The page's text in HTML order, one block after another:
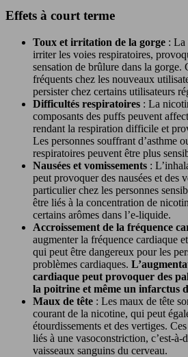
Effets à court terme
Toux et irritation de la gorge : La
irriter les voies respiratoires,
sensation de brûlure dans la gorge.
fréquents chez les nouveaux
persister chez certains utilisateurs
Difficultés respiratoires : La
composants des puffs peuvent
rendant la respiration difficile et
Les personnes souffrant d’asthme
respiratoires peuvent être plus
Nausées et vomissements :
peut provoquer des nausées et des
particulier chez les personnes
être liés à la concentration de
certains arômes dans l’e-liquide.
Accroissement de la fréquence
augmenter la fréquence cardiaque
qui peut être dangereux pour les
problèmes cardiaques.
cardiaque peut provoquer des
la poitrine et même un infarctus
Maux de tête : Les maux de tête
courant de la nicotine, qui peut
étourdissements et des vertiges.
liés à une vasoconstriction, c’est-à-
vaisseaux sanguins du cerveau.